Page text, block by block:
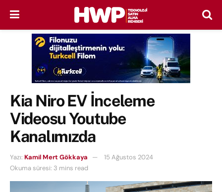
Kia Niro EV İnceleme
Videosu Youtube
Kanalımızda
Yazı: Kamil Mert Gökkaya
15 Ağustos 2024
Okuma süresi: 3 mins read